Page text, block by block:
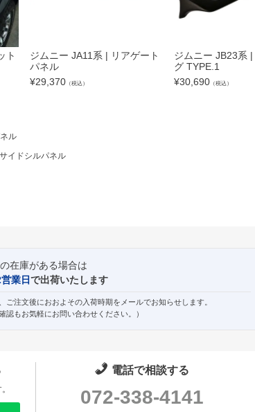
ト
ジムニー JA11系 | リアゲート
パネル
¥29,370 （税込）
ジムニー JB23系
グ TYPE.1
¥30,690 （税込）
ル
イドシルパネル
在庫がある場合は
業日で出荷いたします
ご注文後におおよその入荷時期をメールでお知らせします。
認もお気軽にお問い合わせください。）
電話で相談する
072-338-4141